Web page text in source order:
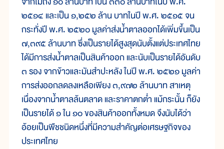
๒๕๑๔ และเป็น ๑,๒๕๒ ล้าน บาทในปี พ.ศ. ๒๕๑๕ จน
กระทั่งปี พ.ศ. ๒๕๒๐ มูลค่าส่งน้ำตาลออกได้เพิ่มขึ้นเป็น
๗,๓๙๕ ล้านบาท ซึ่งเป็นรายได้สูงสุดนับตั้งแต่ประเทศไทย
ได้มีการส่งน้ำตาลเป็นสินค้าออก และนับเป็นรายได้อันดับ
๓ รอง จากข้าวและมันสำปะหลัง ในปี พ.ศ. ๒๕๒๑ มูลค่า
การส่งออกลดลงเหลือเพียง ๓,๙๗๒ ล้านบาท สาเหตุ
เนื่องจากน้ำตาลล้นตลาด และราคาตกต่ำ แม้กระนั้น ก็ยัง
เป็นรายได้ ๑ ใน ๑๐ ของสินค้าออกทั้งหมด จึงนับได้ว่า
อ้อยเป็นพืชชนิดหนึ่งที่มีความสำคัญต่อเศรษฐกิจของ
ประเทศไทย